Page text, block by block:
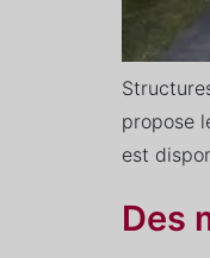
propose
est
Des